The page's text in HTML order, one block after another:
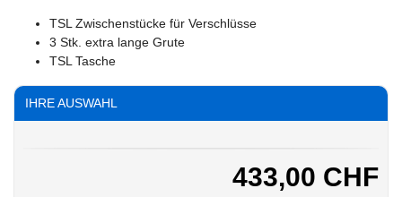
TSL Zwischenstücke für Verschlüsse
3 Stk. extra lange Grute
TSL Tasche
IHRE AUSWAHL
433,00 CHF